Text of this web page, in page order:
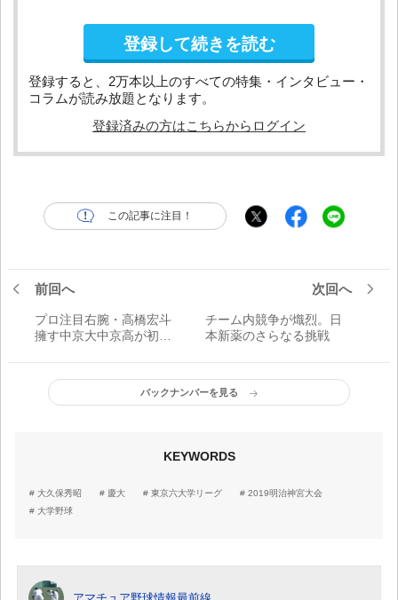
登録して続きを読む
登録すると、2万本以上のすべての特集・インタビュー・
コラムが読み放題となります。
登録済みの方はこちらからログイン
この記事に注目！
前回へ
プロ注目右腕・高橋宏斗
擁す中京大中京高が初優
次回へ
チーム内競争が熾烈。日
本新薬のさらなる挑戦
バックナンバーを見る
KEYWORDS
大久保秀昭 慶大 東京六大学リーグ
2019明治神宮大会
大学野球